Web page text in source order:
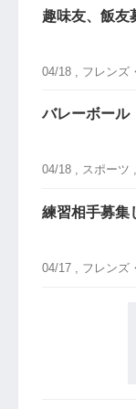
趣味友、飯友
04/18 , フレンズ
バレーボール
04/18 , スポーツ
練習相手募集
04/17 , フレンズ